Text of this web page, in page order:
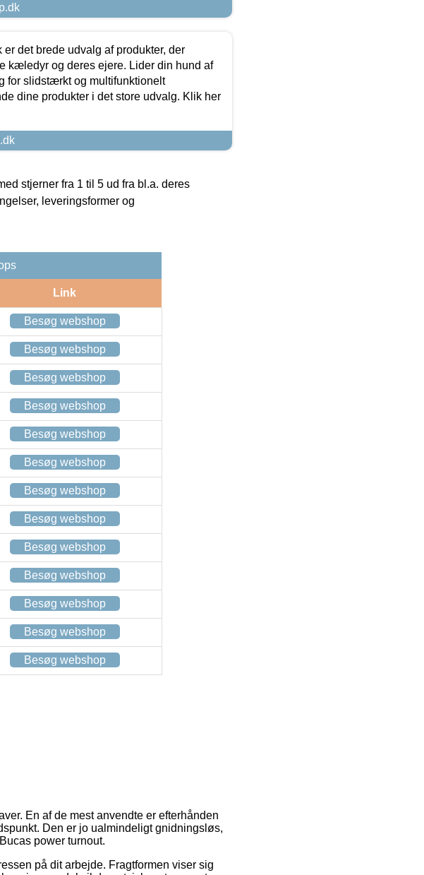
det brede udvalg af produkter, der
kæledyr og deres ejere. Lider din hund af
for slidstærkt og multifunktionelt
dine produkter i det store udvalg. Klik her
stjerner fra 1 til 5 ud fra bl.a. deres
leveringsformer og
Link
Besøg webshop
Besøg webshop
Besøg webshop
Besøg webshop
Besøg webshop
Besøg webshop
Besøg webshop
Besøg webshop
Besøg webshop
Besøg webshop
Besøg webshop
Besøg webshop
Besøg webshop
En af de mest anvendte er efterhånden
Den er jo ualmindeligt gnidningsløs,
power turnout.
på dit arbejde. Fragtformen viser sig